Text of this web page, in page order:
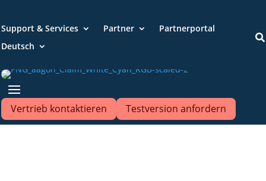
Support & Services Partner
Partnerportal
Deutsch

Vertrieb kontaktieren Testversion anfordern